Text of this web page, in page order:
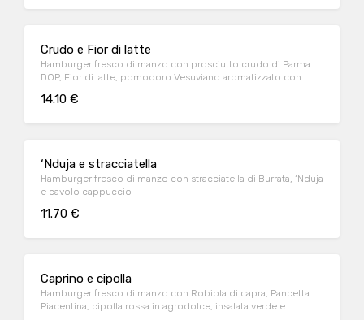
Crudo e Fior di latte
Hamburger fresco di manzo con prosciutto crudo di Parma
DOP, Fior di latte, pomodoro Vesuviano aromatizzato con
14.10 €
‘Nduja e stracciatella
Hamburger fresco di manzo con stracciatella di Burrata, ‘Nduja
e cavolo cappuccio
11.70 €
Caprino e cipolla
Hamburger fresco di manzo con Robiola di capra, Pancetta
Piacentina, cipolla rossa in agrodolce, insalata verde e